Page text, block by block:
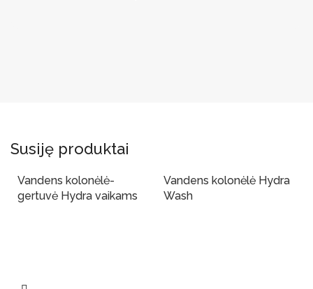
Susiję produktai
Vandens kolonėlė-
gertuvė Hydra vaikams
Vandens kolonėlė Hydra
Wash